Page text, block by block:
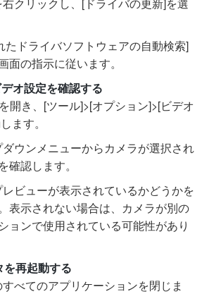
たドライバソフトウェアの自動検索]
面の指示に従います。
オ設定を確認する
開き、[ツール]>[オプション]>[ビデオ
ます。
ダウンメニューからカメラが選択され
確認します。
レビューが表示されているかどうかを
表示されない場合は、カメラが別の
ョンで使用されている可能性があり
を再起動する
べてのアプリケーションを閉じま